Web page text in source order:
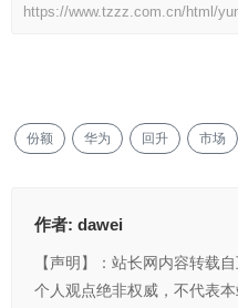
https://www.tzzz.com.cn/html/
份额 华为 回升 市场
作者: dawei
【声明】：站长网内容转载
个人观点绝非权威，不代表